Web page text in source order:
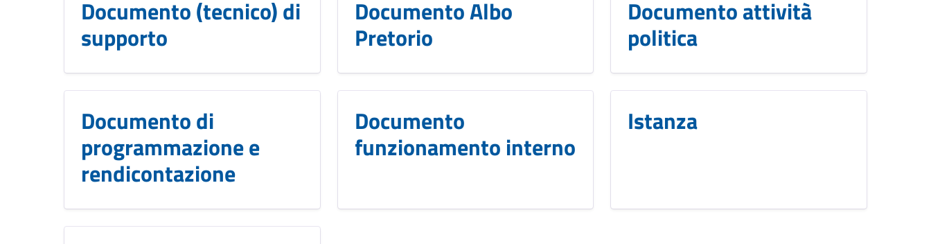
Documento (tecnico) di
supporto
Documento Albo
Pretorio
Documento attività
politica
Documento di
programmazione e
rendicontazione
Documento
funzionamento interno
Istanza